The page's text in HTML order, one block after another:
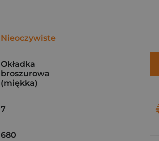
Nieoczywiste
Okładka
broszurowa
(miękka)
7
680